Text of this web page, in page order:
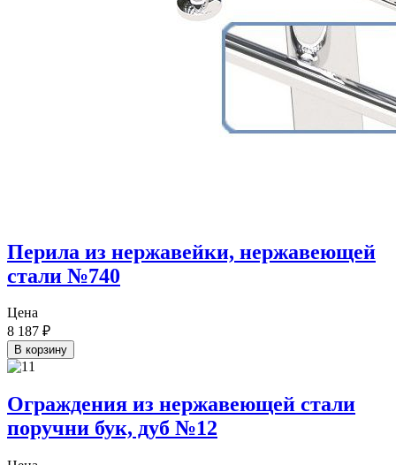
Перила из нержавейки, нержавеющей
стали №740
Цена
8 187 ₽
В корзину
Ограждения из нержавеющей стали
поручни бук, дуб №12